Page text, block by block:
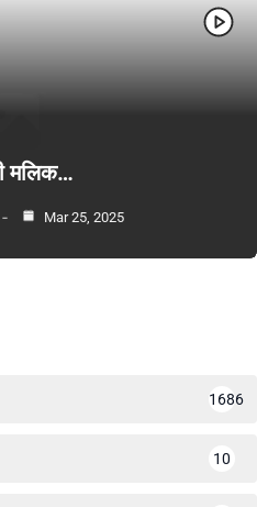
मलिक…
Mar 25, 2025
1686
10